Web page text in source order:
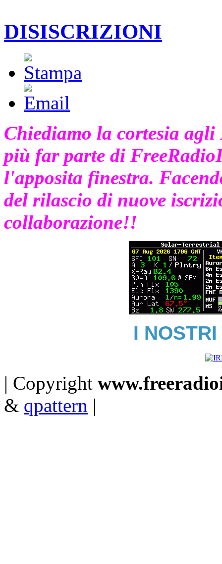
DISISCRIZIONI
Chiediamo la cortesia
più far parte di
l'apposita finestra.
del rilascio di nuove
collaborazione!!
I
| Copyright
& qpattern |